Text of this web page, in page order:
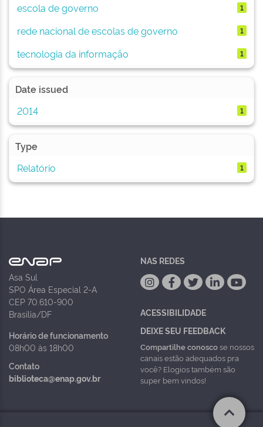
escola de governo 1
rede nacional de escolas de governo 1
tecnologia da informação 1
Date issued
2014
1
Type
Relatório
1
Asa Sul
SPO Área Especial 2-A
CEP 70.610-900
Brasília/DF
Horário de funcionamento
08h00 às 18h00
Contato
biblioteca@enap.gov.br
NAS REDES
ACESSIBILIDADE
DEIXE SEU FEEDBACK
Compartilhe conoscose nossos
canais estão adequados pra
você? Elogios também são
super bem vindos!